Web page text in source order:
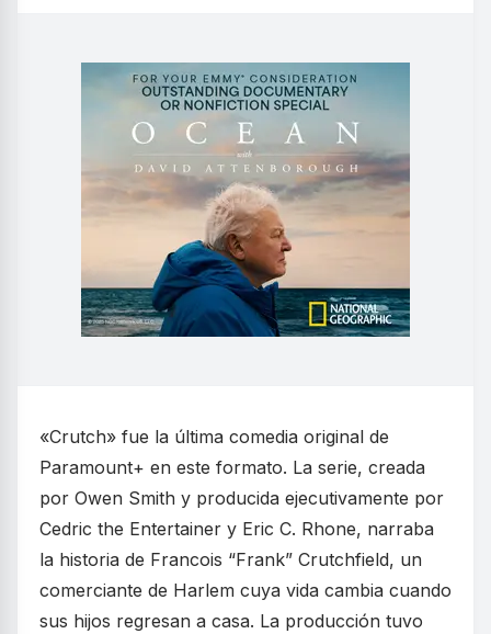
«Crutch» fue la última comedia original de
Paramount+ en este formato. La serie, creada
por Owen Smith y producida ejecutivamente por
Cedric the Entertainer y Eric C. Rhone, narraba
la historia de Francois “Frank” Crutchfield, un
comerciante de Harlem cuya vida cambia cuando
sus hijos regresan a casa. La producción tuvo